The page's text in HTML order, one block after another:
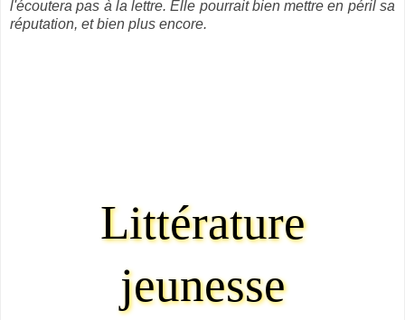
l'écoutera pas à la lettre. Elle pourrait bien mettre en péril sa
réputation, et bien plus encore.
Littérature
jeunesse